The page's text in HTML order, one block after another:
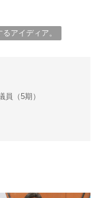
アイディア。
議員（5期）